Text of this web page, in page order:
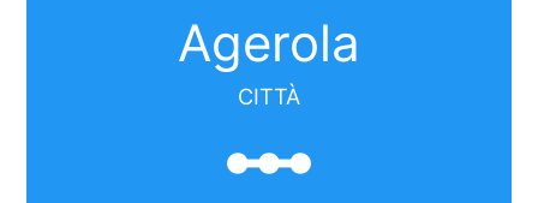
Agerola
CITTÀ
linear_scale